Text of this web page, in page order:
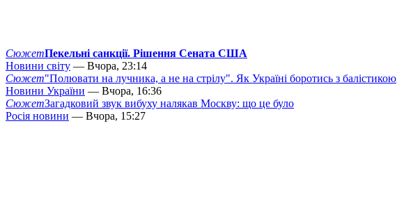
СюжетПекельні санкції. Рішення Сената США
Новини світу — Вчора, 23:14
Сюжет"Полювати на лучника, а не на стрілу". Як Україні боротись з балістикою
Новини України — Вчора, 16:36
СюжетЗагадковий звук вибуху налякав Москву: що це було
Росія новини — Вчора, 15:27